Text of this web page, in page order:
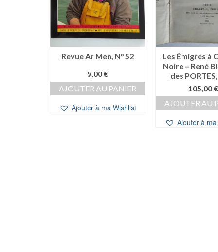
Revue Ar Men, N° 52
9,00€
AJOUTER AU PANIER
Ajouter à ma Wishlist
Les Émigrés à
Noire – René
des
105,00€
AJOUTER AU
Ajouter à